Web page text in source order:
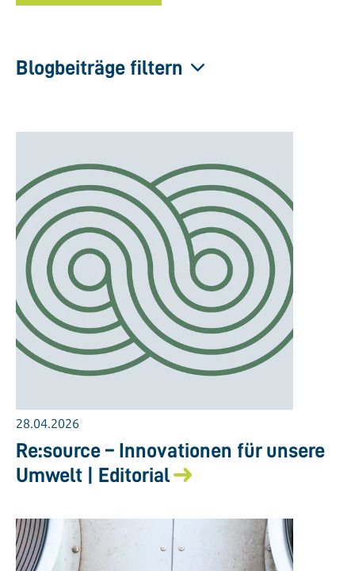
Blogbeiträge filtern
28.04.2026
Re:source – Innovationen für unsere
Umwelt | Editorial